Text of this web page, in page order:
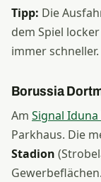
Tipp: Die
dem Spiel
immer schneller.
Borussia
Am Signal
Parkhaus. Die
Stadion